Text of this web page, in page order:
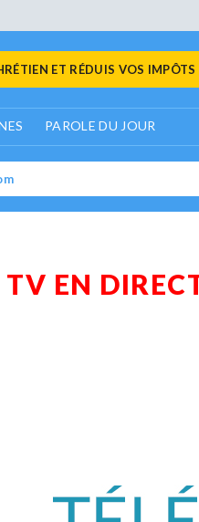
ET RÉDUIS VOS IMPÔTS
PAROLE DU JOUR
TV EN